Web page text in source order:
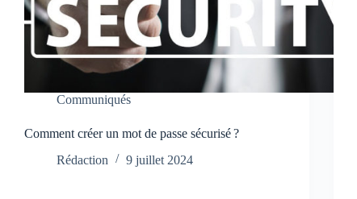
Communiqués
Comment créer un mot de passe sécurisé ?
Rédaction
9 juillet 2024